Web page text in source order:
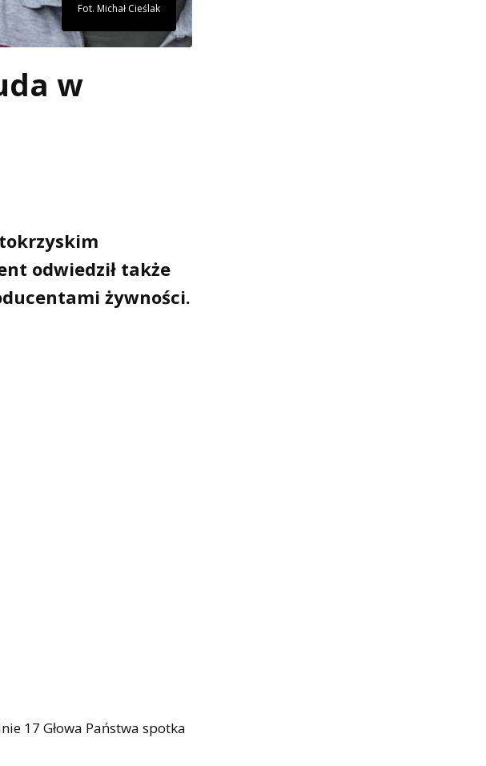
Fot. Michał Cieślak
w
odwiedził także
żywności.
17 Głowa Państwa spotka